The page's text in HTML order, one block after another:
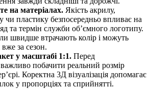
на матеріалах. Якість акрилу,
чи пластику безпосередньо впливає на
та термін служби об’ємного логотипу.
швидше втрачають колір і можуть
за сезон.
у масштабі 1:1. Перед
побачити реальний розмір
Коректна 3Д візуалізація допомагає
у пропорціях та сприйнятті.